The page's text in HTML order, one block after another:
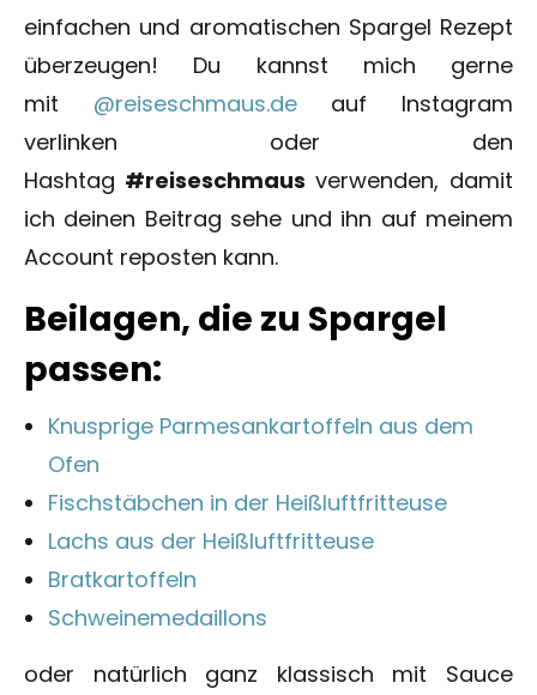
einfachen und aromatischen Spargel Rezept
überzeugen! Du kannst mich gerne
mit @reiseschmaus.deauf Instagram
verlinken oder den
Hashtag #reiseschmaus verwenden, damit
ich deinen Beitrag sehe und ihn auf meinem
Account reposten kann.
Beilagen, die zu Spargel
passen:
Knusprige Parmesankartoffeln aus dem
Ofen
Fischstäbchen in der Heißluftfritteuse
Lachs aus der Heißluftfritteuse
Bratkartoffeln
Schweinemedaillons
oder natürlich ganz klassisch mit Sauce